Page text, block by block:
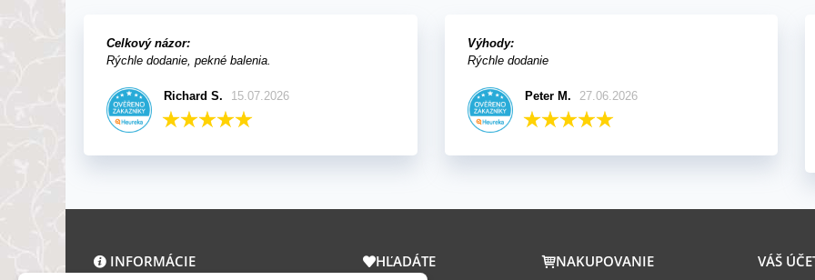
Celkový názor:
Rýchle dodanie, pekné balenia.
Richard S. 15.07.2026
Výhody:
Rýchle dodanie
Peter M. 27.06.2026
INFORMÁCIE HĽADÁTE NAKUPOVANIE VÁŠ